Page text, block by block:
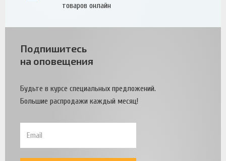
товаров онлайн
Подпишитесь
на оповещения
Будьте в курсе специальных предложений.
Большие распродажи каждый месяц!